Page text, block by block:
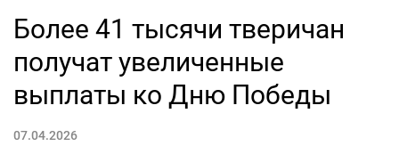
Более 41 тысячи тверичан
получат увеличенные
выплаты ко Дню Победы
07.04.2026